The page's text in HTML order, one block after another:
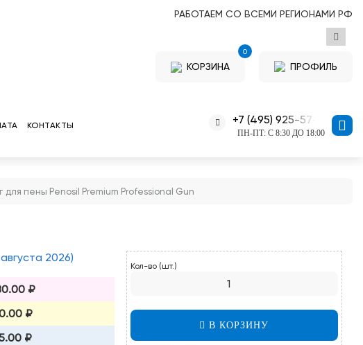
РАБОТАЕМ СО ВСЕМИ РЕГИОНАМИ РФ
КОРЗИНА
0
ПРОФИЛЬ
КОНТАКТЫ +7 (495) 925-57-11
ПН-ПТ: С 8:30 ДО 18:00
для пены Penosil Premium Professional Gun
2026)
₽
₽
₽
Кол-во (шт.)
В КОРЗИНУ